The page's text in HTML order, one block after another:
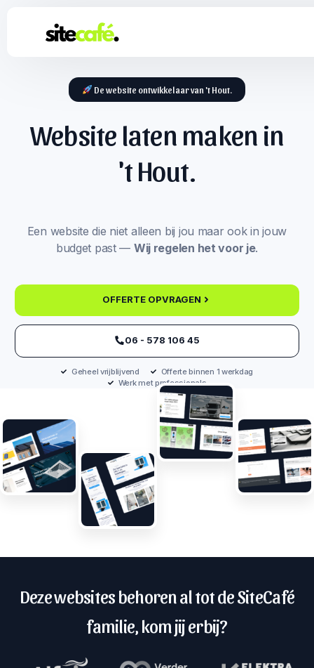
De website ontwikkelaar van 't Hout.
Website laten maken in
't Hout.
Een website die niet alleen bij jou maar ook in jouw
budget past — Wij regelen het voor je.
OFFERTE OPVRAGEN
‪06 - 578 106 45‬
Geheel vrijblijvend
Offerte binnen 1 werkdag
Werk met professionals
Deze websites behoren al tot de SiteCafé
familie, kom jij erbij?